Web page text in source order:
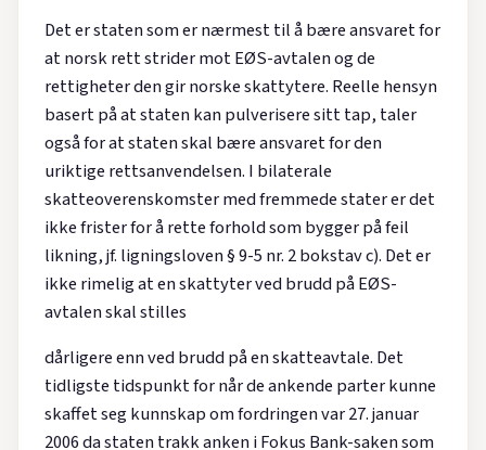
Det er staten som er nærmest til å bære ansvaret for
at norsk rett strider mot EØS-avtalen og de
rettigheter den gir norske skattytere. Reelle hensyn
basert på at staten kan pulverisere sitt tap, taler
også for at staten skal bære ansvaret for den
uriktige rettsanvendelsen. I bilaterale
skatteoverenskomster med fremmede stater er det
ikke frister for å rette forhold som bygger på feil
likning, jf. ligningsloven § 9-5 nr. 2 bokstav c). Det er
ikke rimelig at en skattyter ved brudd på EØS-
avtalen skal stilles
dårligere enn ved brudd på en skatteavtale. Det
tidligste tidspunkt for når de ankende parter kunne
skaffet seg kunnskap om fordringen var 27. januar
2006 da staten trakk anken i Fokus Bank-saken som